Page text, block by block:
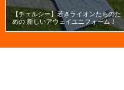
【チェルシー】若きライオンたちのた
めの 新しいアウェイユニフォーム！